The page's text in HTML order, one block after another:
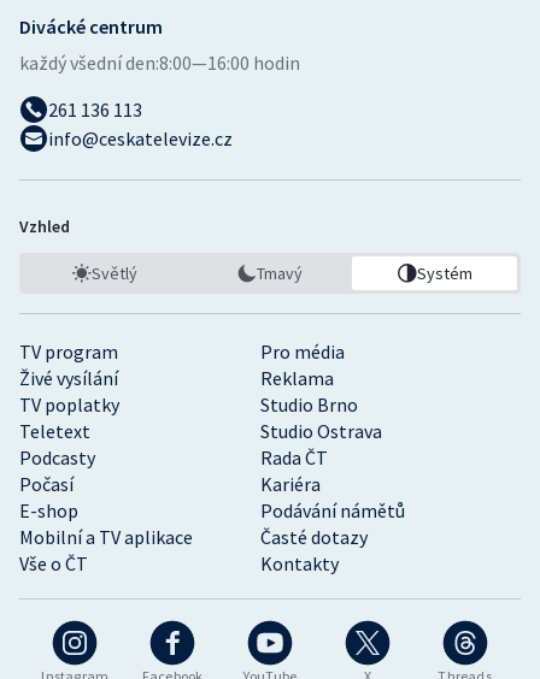
TV program
Pro média
Živé vysílání
Reklama
TV poplatky
Studio Brno
Teletext
Studio Ostrava
Podcasty
Rada ČT
Počasí
Kariéra
E-shop
Podávání námětů
Mobilní a TV aplikace
Časté dotazy
Vše o ČT
Kontakty
Divácké centrum
každý všední den:8:00—16:00 hodin
261 136 113
info@ceskatelevize.cz
Vzhled
Světlý Tmavý Systém